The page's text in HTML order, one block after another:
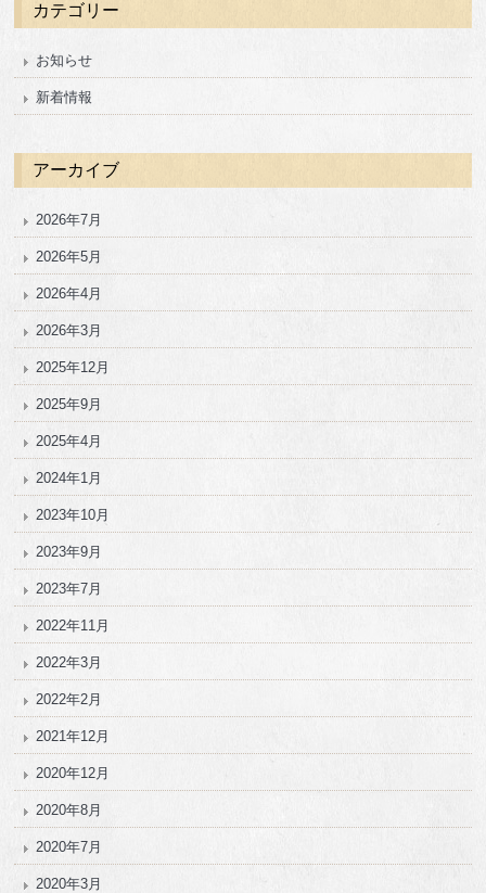
カテゴリー
お知らせ
新着情報
アーカイブ
2026年7月
2026年5月
2026年4月
2026年3月
2025年12月
2025年9月
2025年4月
2024年1月
2023年10月
2023年9月
2023年7月
2022年11月
2022年3月
2022年2月
2021年12月
2020年12月
2020年8月
2020年7月
2020年3月